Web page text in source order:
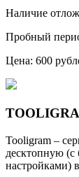
Наличие
Пробный
Цена: 600
Tooligram –
десктопную
настройками)